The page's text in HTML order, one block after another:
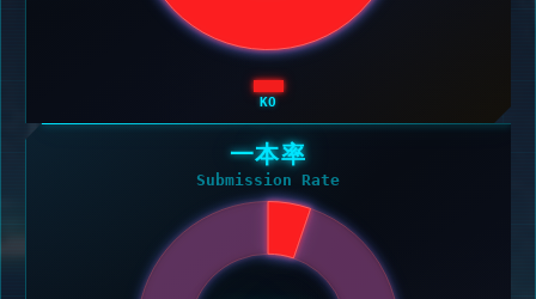
KO
一本率
Submission Rate